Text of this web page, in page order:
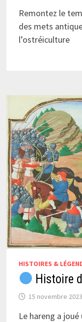
Remontez le
des mets
l’ostréiculture
HISTOIRES &
Histoire
15 novembre 2023
Le hareng a